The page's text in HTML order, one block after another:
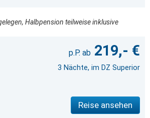
Halbpension teilweise inklusive
219,- €
3 Nächte, im DZ Superior
Reise ansehen